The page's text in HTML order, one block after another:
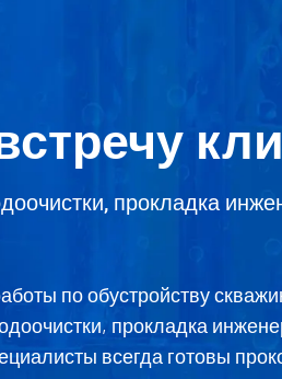
прокладка
по обустройству
прокладка
всегда готовы